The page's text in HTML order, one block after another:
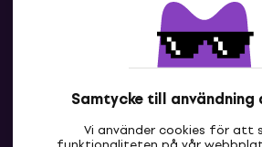
Samtycke till användning
Vi använder cookies för att
Kontakta oss